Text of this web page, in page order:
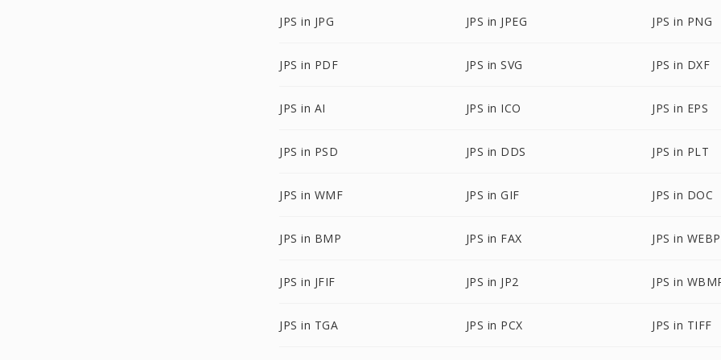
JPS in JPG JPS in JPEG JPS in PNG
JPS in PDF JPS in SVG JPS in DXF
JPS in AI JPS in ICO JPS in EPS
JPS in PSD JPS in DDS JPS in PLT
JPS in WMF JPS in GIF JPS in DOC
JPS in BMP JPS in FAX JPS in WEBP
JPS in JFIF JPS in JP2 JPS in
JPS in TGA JPS in PCX JPS in TIFF